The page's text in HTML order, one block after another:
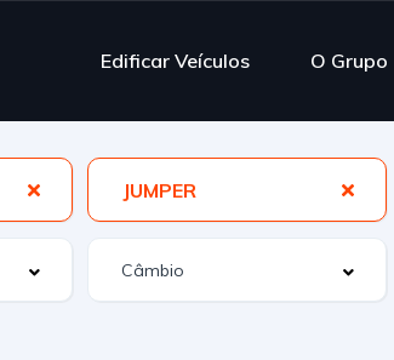
Edificar Veículos O Grupo
JUMPER